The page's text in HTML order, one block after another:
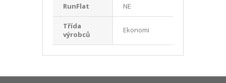
RunFlat NE
Třída
výrobců
Ekonomi